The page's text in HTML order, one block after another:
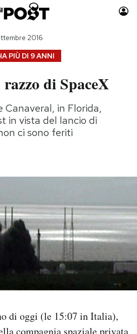
Auto
Moda
Consumismi
Storie/Idee
PIÙ DI 9 ANNI
2016
di SpaceX
Canaveral, in Florida,
in vista del lancio di
ci sono feriti
di oggi (le 15:07 in Italia),